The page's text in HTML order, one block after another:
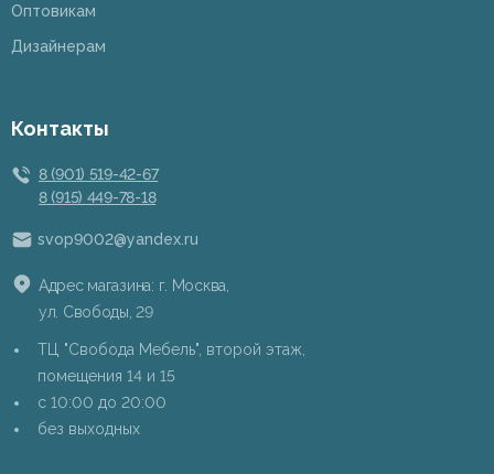
Оптовикам
Дизайнерам
Контакты
8 (901) 519-42-67
8 (915) 449-78-18
svop9002@yandex.ru
Адрес магазина: г. Москва,
ул. Свободы, 29
ТЦ "Свобода Мебель", второй этаж,
помещения 14 и 15
c 10:00 до 20:00
без выходных